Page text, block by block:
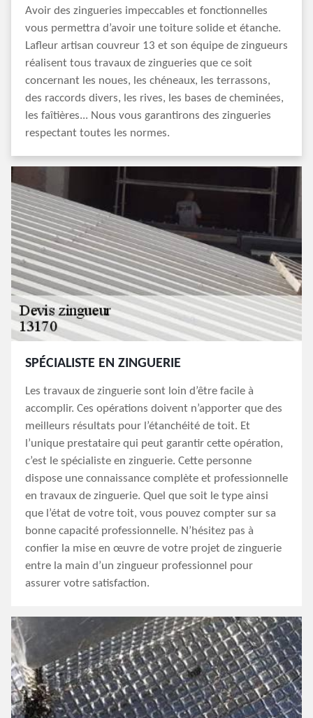
Avoir des zingueries impeccables et fonctionnelles
vous permettra d’avoir une toiture solide et étanche.
Lafleur artisan couvreur 13 et son équipe de zingueurs
réalisent tous travaux de zingueries que ce soit
concernant les noues, les chéneaux, les terrassons,
des raccords divers, les rives, les bases de cheminées,
les faîtières... Nous vous garantirons des zingueries
respectant toutes les normes.
SPÉCIALISTE EN ZINGUERIE
Les travaux de zinguerie sont loin d’être facile à
accomplir. Ces opérations doivent n’apporter que des
meilleurs résultats pour l’étanchéité de toit. Et
l’unique prestataire qui peut garantir cette opération,
c’est le spécialiste en zinguerie. Cette personne
dispose une connaissance complète et professionnelle
en travaux de zinguerie. Quel que soit le type ainsi
que l’état de votre toit, vous pouvez compter sur sa
bonne capacité professionnelle. N’hésitez pas à
confier la mise en œuvre de votre projet de zinguerie
entre la main d’un zingueur professionnel pour
assurer votre satisfaction.